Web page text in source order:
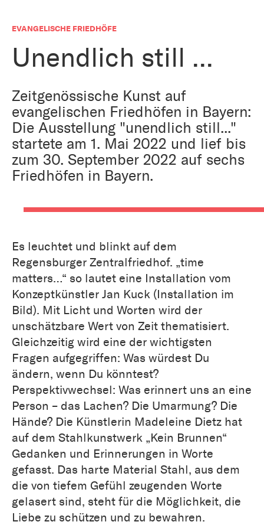
EVANGELISCHE FRIEDHÖFE
Unendlich still ...
Zeitgenössische Kunst auf
evangelischen Friedhöfen in Bayern:
Die Ausstellung "unendlich still..."
startete am 1. Mai 2022 und lief bis
zum 30. September 2022 auf sechs
Friedhöfen in Bayern.
Es leuchtet und blinkt auf dem
Regensburger Zentralfriedhof. „time
matters…“ so lautet eine Installation vom
Konzeptkünstler Jan Kuck (Installation im
Bild). Mit Licht und Worten wird der
unschätzbare Wert von Zeit thematisiert.
Gleichzeitig wird eine der wichtigsten
Fragen aufgegriffen: Was würdest Du
ändern, wenn Du könntest?
Perspektivwechsel: Was erinnert uns an eine
Person – das Lachen? Die Umarmung? Die
Hände? Die Künstlerin Madeleine Dietz hat
auf dem Stahlkunstwerk „Kein Brunnen“
Gedanken und Erinnerungen in Worte
gefasst. Das harte Material Stahl, aus dem
die von tiefem Gefühl zeugenden Worte
gelasert sind, steht für die Möglichkeit, die
Liebe zu schützen und zu bewahren.
Reformprozess PUK
Arbeiten bei der Kirche
Kirchenjahr
Ökumene
Religion in der Schule
Kunst
Aktiv gegen Missbrauch
Bildung und Gesellschaft
Tourismus
Weltanschauungsfragen
Gegen Rechtsextremismus